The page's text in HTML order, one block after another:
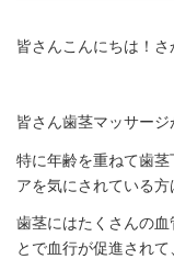
皆さんこんにちは！さ
皆さん歯茎マッサー
特に年齢を重ねて歯
アを気にされている方
歯茎にはたくさんの血
とで血行が促進され